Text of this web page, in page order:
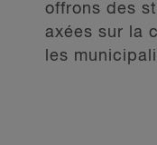
offrons des
axées sur la
les
Nous avons
les